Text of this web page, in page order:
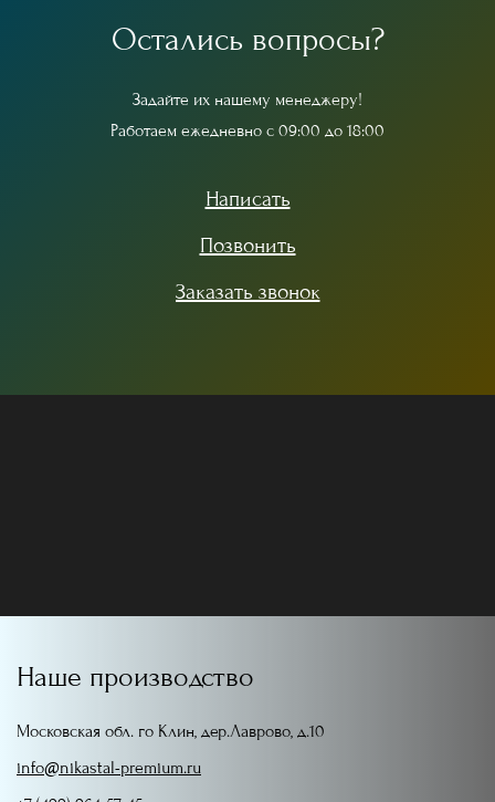
Остались вопросы?
Задайте их нашему менеджеру!
Работаем ежедневно с 09:00 до 18:00
Написать
Позвонить
Заказать звонок
Наше производство
Московская обл. го Клин, дер.Лаврово, д.10
info@nikastal-premium.ru